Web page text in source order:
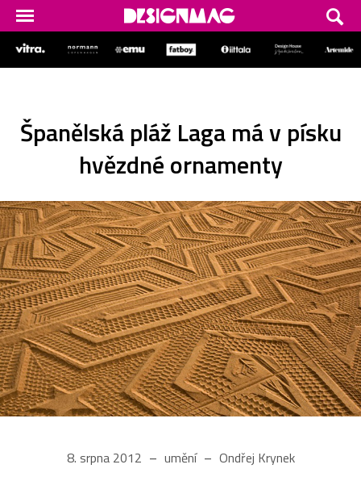
Španělská pláž Laga má v písku
hvězdné ornamenty
8. srpna 2012 umění Ondřej Krynek